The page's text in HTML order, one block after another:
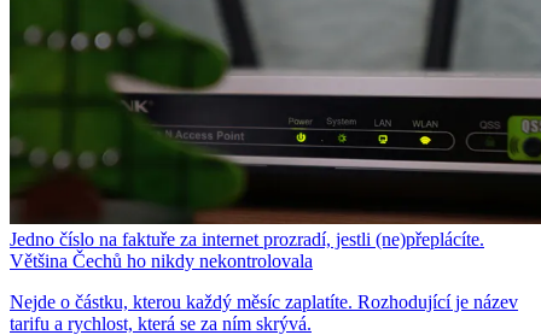
Jedno číslo na faktuře za internet prozradí, jestli (ne)přeplácíte.
Většina Čechů ho nikdy nekontrolovala
Nejde o částku, kterou každý měsíc zaplatíte. Rozhodující je název
tarifu a rychlost, která se za ním skrývá.